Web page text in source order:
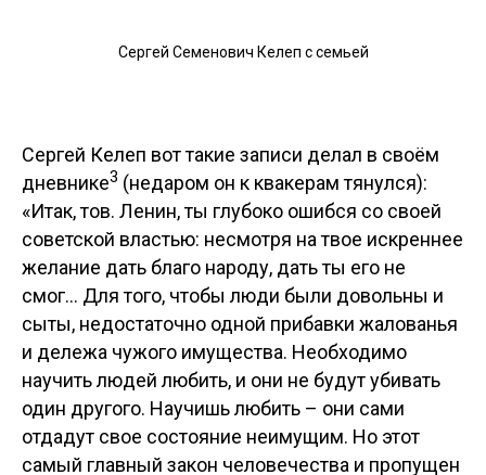
Сергей Семенович Келеп с семьей
Сергей Келеп вот такие записи делал в своём
дневнике3 (недаром он к квакерам тянулся):
«Итак, тов. Ленин, ты глубоко ошибся со своей
советской властью: несмотря на твое искреннее
желание дать благо народу, дать ты его не
смог... Для того, чтобы люди были довольны и
сыты, недостаточно одной прибавки жалованья
и дележа чужого имущества. Необходимо
научить людей любить, и они не будут убивать
один другого. Научишь любить – они сами
отдадут свое состояние неимущим. Но этот
самый главный закон человечества и пропущен